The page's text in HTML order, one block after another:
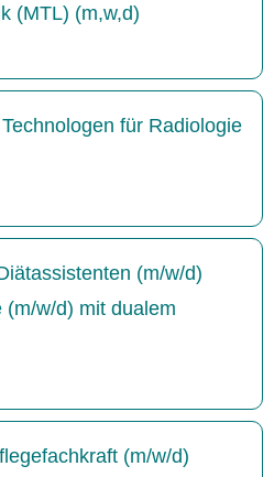
(MTL) (m,w,d)
für Radiologie
(m/w/d)
(m/w/d) mit dualem
(m/w/d)